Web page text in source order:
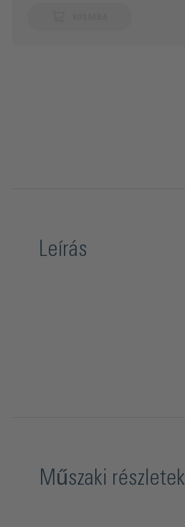
Leírás
Műszaki részletek